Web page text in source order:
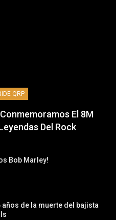
QRP
El 8M
Del Rock
Bob Marley!
años de la muerte del bajista